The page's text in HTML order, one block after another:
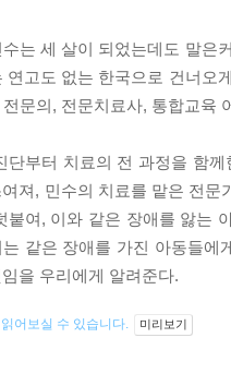
는 세 살이 되었는데도 말은
연고도 없는 한국으로 건너오
문의, 전문치료사, 통합교육
단부터 치료의 전 과정을 함
져, 민수의 치료를 맡은 전
붙여, 이와 같은 장애를 앓는
같은 장애를 가진 아동들
을 우리에게 알려준다.
어보실 수 있습니다. 미리보기